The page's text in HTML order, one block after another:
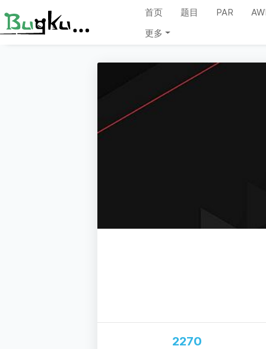
首页 题目 PAR
更多
2270